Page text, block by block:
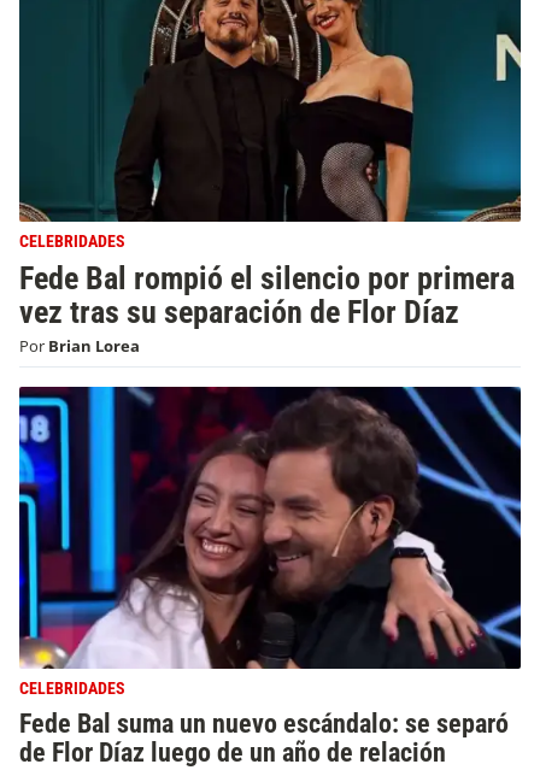
CELEBRIDADES
Fede Bal rompió el silencio por primera
vez tras su separación de Flor Díaz
Por Brian Lorea
CELEBRIDADES
Fede Bal suma un nuevo escándalo: se separó
de Flor Díaz luego de un año de relación